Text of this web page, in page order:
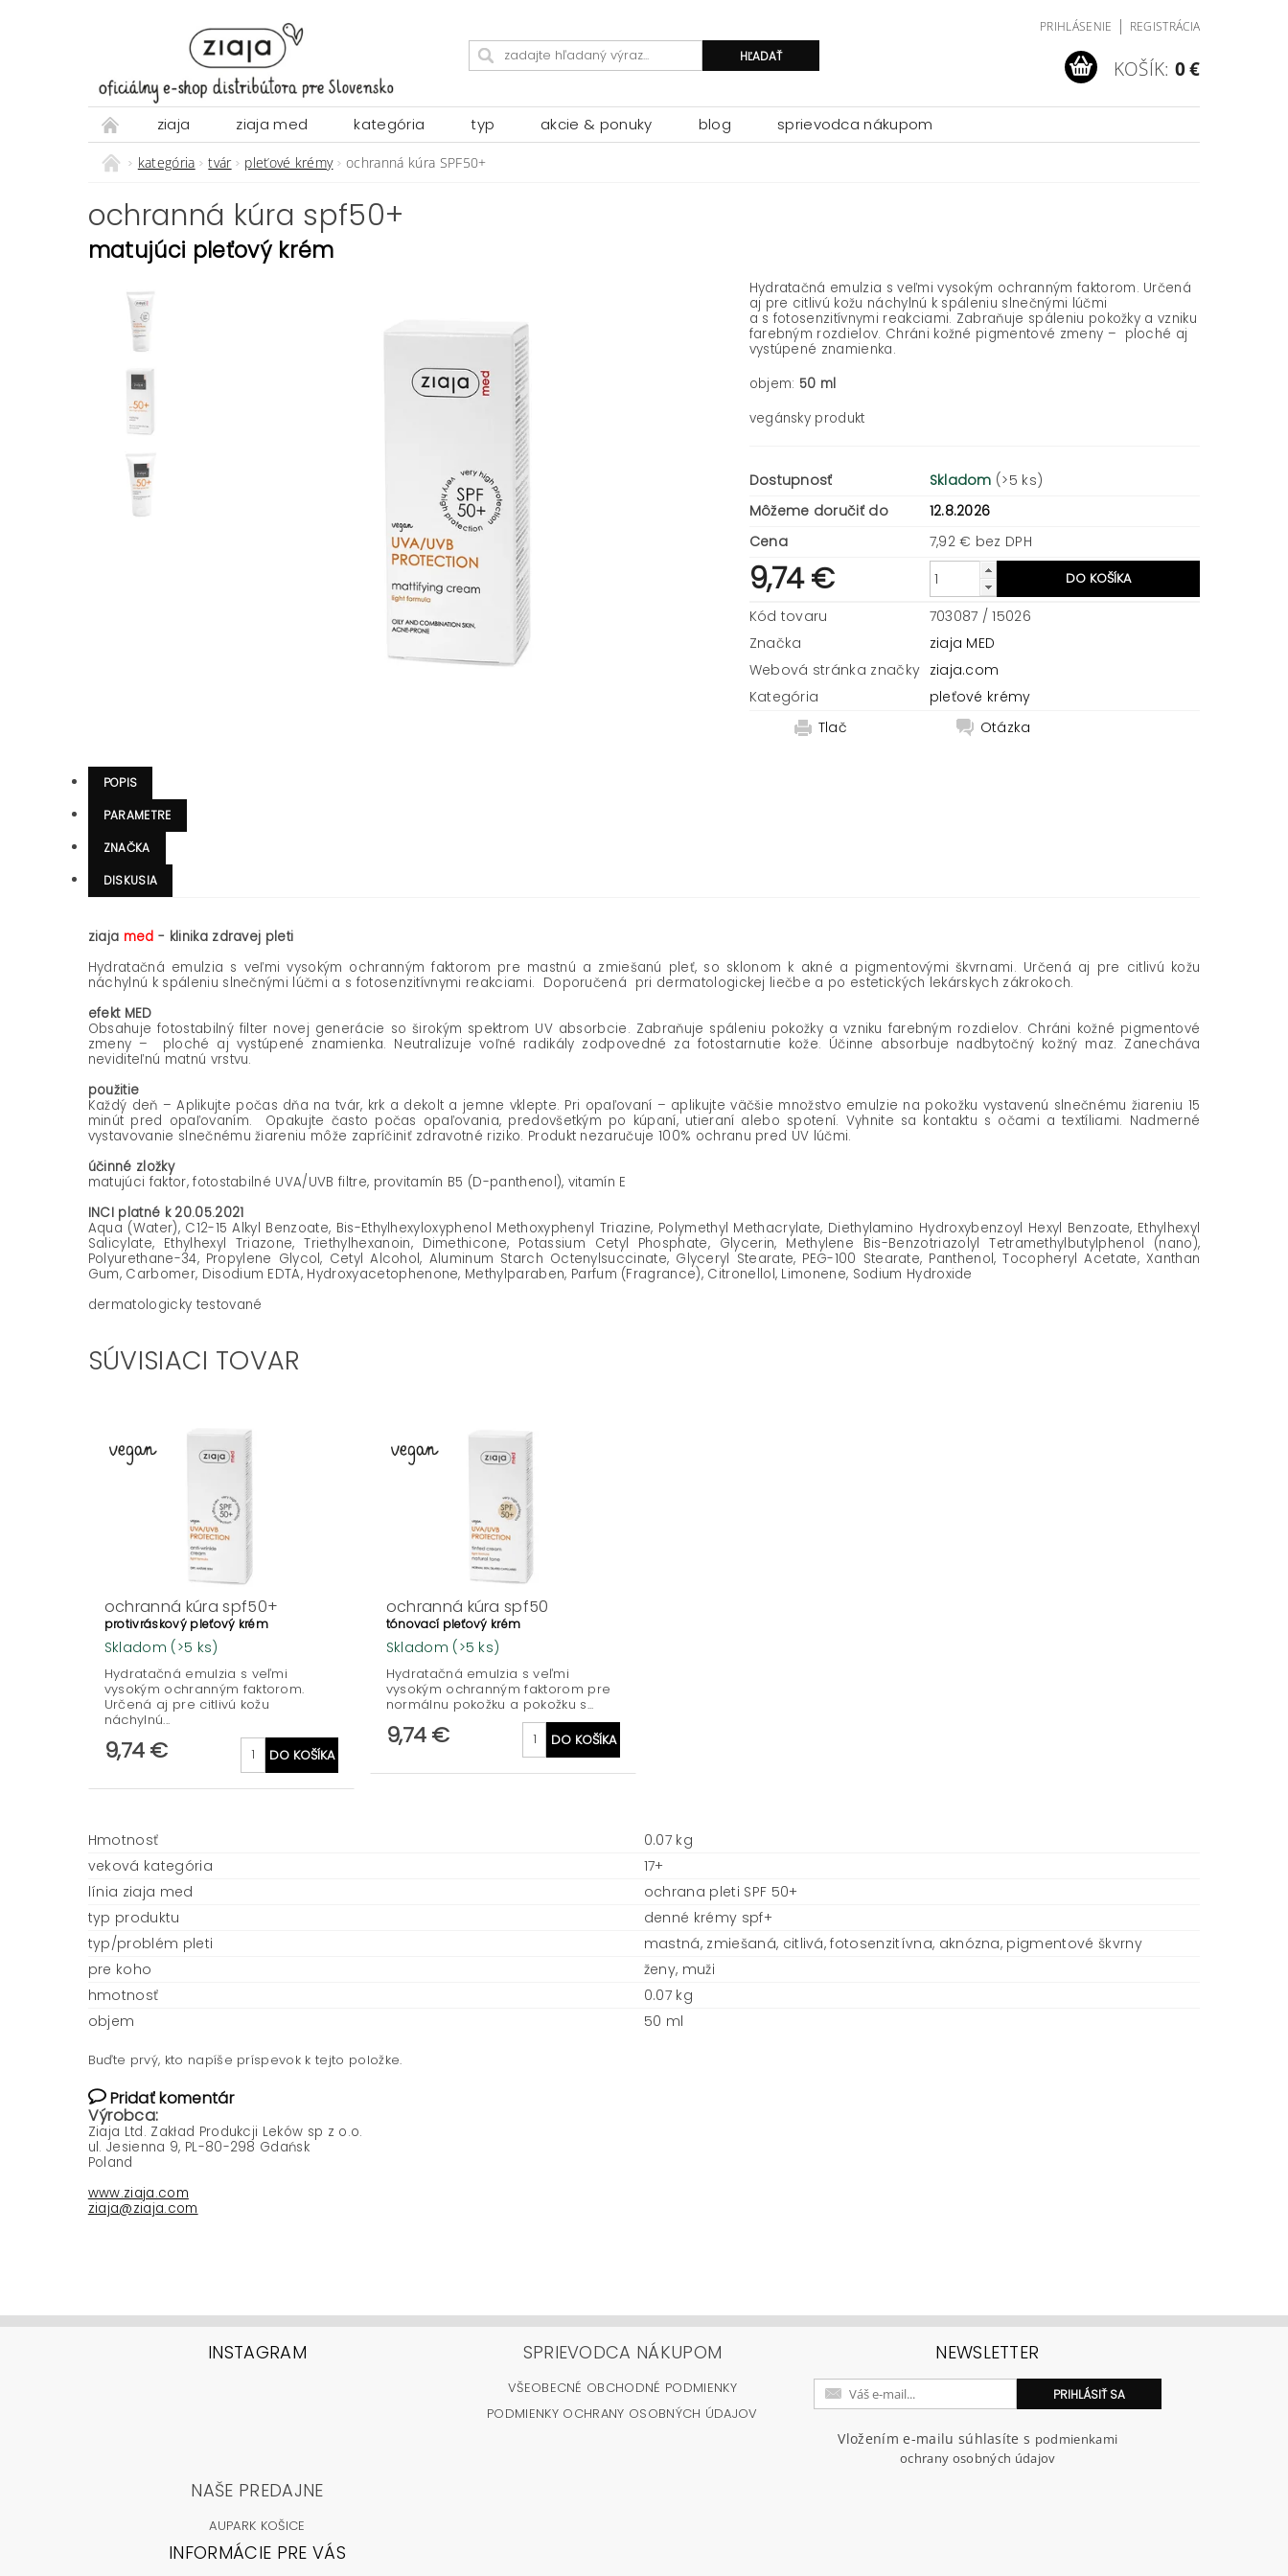
PRIHLÁSENIE | REGISTRÁCIA
KOŠÍK: 0 €
ziaja ziaja med kategória typ akcie & ponuky blog sprievodca nákupom
kategória tvár pleťové krémy ochranná kúra SPF50+
ochranná kúra spf50+
matujúci pleťový krém
Hydratačná emulzia s veľmi vysokým ochranným faktorom. Určená
aj pre citlivú kožu náchylnú k spáleniu slnečnými lúčmi
a s fotosenzitívnymi reakciami. Zabraňuje spáleniu pokožky a vzniku
farebným rozdielov. Chráni kožné pigmentové zmeny – ploché aj
vystúpené znamienka.
objem: 50 ml
vegánsky produkt
Dostupnosť Skladom (>5 ks)
Môžeme doručiť do
12.8.2026
Cena
7,92 € bez DPH
9,74 €
Kód tovaru
703087 / 15026
Značka
ziaja MED
Webová stránka značky ziaja.com
Kategória
pleťové krémy
Tlač
Otázka
POPIS
PARAMETRE
ZNAČKA
DISKUSIA
ziaja med - klinika zdravej pleti
Hydratačná emulzia s veľmi vysokým ochranným faktorom pre mastnú a zmiešanú pleť, so sklonom k akné a pigmentovými škvrnami. Určená aj pre citlivú kožu
náchylnú k spáleniu slnečnými lúčmi a s fotosenzitívnymi reakciami. Doporučená pri dermatologickej liečbe a po estetických lekárskych zákrokoch.
efekt MED
Obsahuje fotostabilný filter novej generácie so širokým spektrom UV absorbcie. Zabraňuje spáleniu pokožky a vzniku farebným rozdielov. Chráni kožné pigmentové
zmeny – ploché aj vystúpené znamienka. Neutralizuje voľné radikály zodpovedné za fotostarnutie kože. Účinne absorbuje nadbytočný kožný maz. Zanecháva
neviditeľnú matnú vrstvu.
použitie
Každý deň – Aplikujte počas dňa na tvár, krk a dekolt a jemne vklepte. Pri opaľovaní – aplikujte väčšie množstvo emulzie na pokožku vystavenú slnečnému žiareniu 15
minút pred opaľovaním. Opakujte často počas opaľovania, predovšetkým po kúpaní, utieraní alebo spotení. Vyhnite sa kontaktu s očami a textíliami. Nadmerné
vystavovanie slnečnému žiareniu môže zapríčiniť zdravotné riziko. Produkt nezaručuje 100% ochranu pred UV lúčmi.
účinné zložky
matujúci faktor, fotostabilné UVA/UVB filtre, provitamín B5 (D-panthenol), vitamín E
INCI platné k 20.05.2021
Aqua (Water), C12-15 Alkyl Benzoate, Bis-Ethylhexyloxyphenol Methoxyphenyl Triazine, Polymethyl Methacrylate, Diethylamino Hydroxybenzoyl Hexyl Benzoate, Ethylhexyl
Salicylate, Ethylhexyl Triazone, Triethylhexanoin, Dimethicone, Potassium Cetyl Phosphate, Glycerin, Methylene Bis-Benzotriazolyl Tetramethylbutylphenol (nano),
Polyurethane-34, Propylene Glycol, Cetyl Alcohol, Aluminum Starch Octenylsuccinate, Glyceryl Stearate, PEG-100 Stearate, Panthenol, Tocopheryl Acetate, Xanthan
Gum, Carbomer, Disodium EDTA, Hydroxyacetophenone, Methylparaben, Parfum (Fragrance), Citronellol, Limonene, Sodium Hydroxide
dermatologicky testované
SÚVISIACI TOVAR
ochranná kúra spf50+
protivráskový pleťový krém
Skladom (>5 ks)
Hydratačná emulzia s veľmi
vysokým ochranným faktorom.
Určená aj pre citlivú kožu
náchylnú...
9,74 €
ochranná kúra spf50
tónovací pleťový krém
Skladom (>5 ks)
Hydratačná emulzia s veľmi
vysokým ochranným faktorom pre
normálnu pokožku a pokožku s...
9,74 €
Hmotnosť
0.07 kg
veková kategória
17+
línia ziaja med
ochrana pleti SPF 50+
typ produktu
denné krémy spf+
typ/problém pleti
mastná, zmiešaná, citlivá, fotosenzitívna, aknózna, pigmentové škvrny
pre koho
ženy, muži
hmotnosť
0.07 kg
objem
50 ml
Buďte prvý, kto napíše príspevok k tejto položke.
Pridať komentár
Výrobca:
Ziaja Ltd. Zakład Produkcji Leków sp z o.o.
ul. Jesienna 9, PL-80-298 Gdańsk
Poland
www.ziaja.com
ziaja@ziaja.com
INSTAGRAM SPRIEVODCA NÁKUPOM
VŠEOBECNÉ OBCHODNÉ PODMIENKY
PODMIENKY OCHRANY OSOBNÝCH ÚDAJOV
NEWSLETTER
Vložením e-mailu súhlasíte s podmienkami
ochrany osobných údajov
NAŠE PREDAJNE
AUPARK KOŠICE
INFORMÁCIE PRE VÁS